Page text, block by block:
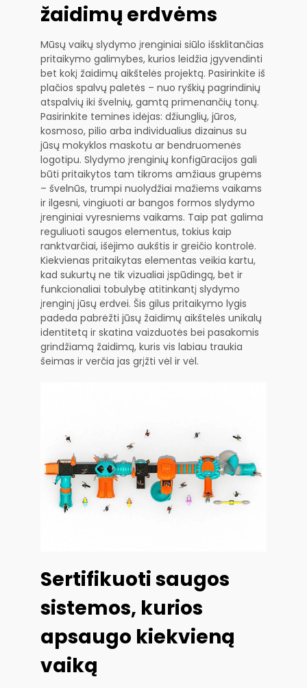
žaidimų erdvėms
Mūsų vaikų slydymo įrenginiai siūlo išsklitančias
pritaikymo galimybes, kurios leidžia įgyvendinti
bet kokį žaidimų aikštelės projektą. Pasirinkite iš
plačios spalvų paletės – nuo ryškių pagrindinių
atspalvių iki švelnių, gamtą primenančių tonų.
Pasirinkite temines idėjas: džiunglių, jūros,
kosmoso, pilio arba individualius dizainus su
jūsų mokyklos maskotu ar bendruomenės
logotipu. Slydymo įrenginių konfigūracijos gali
būti pritaikytos tam tikroms amžiaus grupėms
– švelnūs, trumpi nuolydžiai mažiems vaikams
ir ilgesni, vingiuoti ar bangos formos slydymo
įrenginiai vyresniems vaikams. Taip pat galima
reguliuoti saugos elementus, tokius kaip
ranktvarčiai, išėjimo aukštis ir greičio kontrolė.
Kiekvienas pritaikytas elementas veikia kartu,
kad sukurtų ne tik vizualiai įspūdingą, bet ir
funkcionaliai tobulybę atitinkantį slydymo
įrenginį jūsų erdvei. Šis gilus pritaikymo lygis
padeda pabrėžti jūsų žaidimų aikštelės unikalų
identitetą ir skatina vaizduotės bei pasakomis
grindžiamą žaidimą, kuris vis labiau traukia
šeimas ir verčia jas grįžti vėl ir vėl.
Sertifikuoti saugos
sistemos, kurios
apsaugo kiekvieną
vaiką